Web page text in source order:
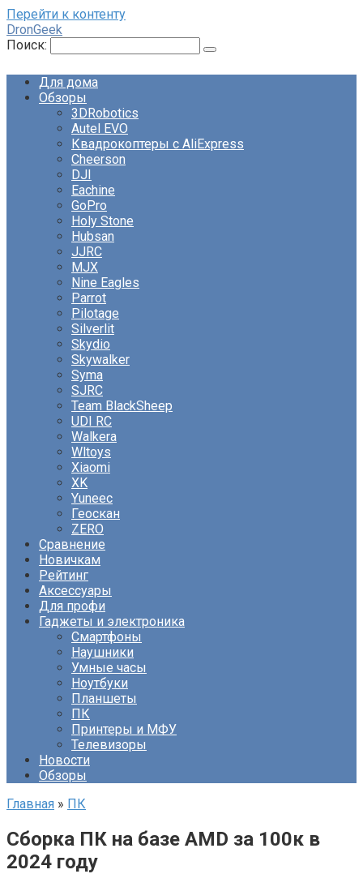
Перейти к контенту
DronGeek
Поиск:
Для дома
Обзоры
3DRobotics
Autel EVO
Квадрокоптеры с AliExpress
Cheerson
DJI
Eachine
GoPro
Holy Stone
Hubsan
JJRC
MJX
Nine Eagles
Parrot
Pilotage
Silverlit
Skydio
Skywalker
Syma
SJRC
Team BlackSheep
UDI RC
Walkera
Wltoys
Xiaomi
XK
Yuneec
Геоскан
ZERO
Сравнение
Новичкам
Рейтинг
Аксессуары
Для профи
Гаджеты и электроника
Смартфоны
Наушники
Умные часы
Ноутбуки
Планшеты
ПК
Принтеры и МФУ
Телевизоры
Новости
Обзоры
Главная » ПК
Сборка ПК на базе AMD за 100к в
2024 году